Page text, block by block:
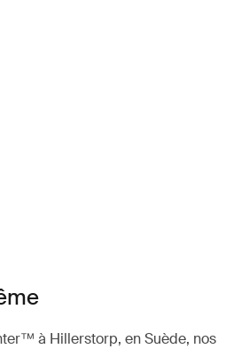
à Hillerstorp, en Suède, nos